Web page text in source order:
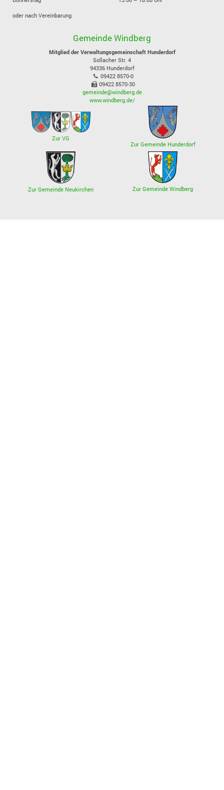
oder nach Vereinbarung
Gemeinde Windberg
Mitglied der Verwaltungsgemeinschaft Hunderdorf
Sollacher Str. 4
94336 Hunderdorf
09422 8570-0
09422 8570-30
gemeinde@windberg.de
www.windberg.de/
Zur VG
Zur Gemeinde Hunderdorf
Zur Gemeinde Neukirchen Zur Gemeinde Windberg